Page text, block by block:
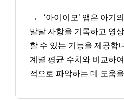
→
‘아이이모’ 앱은 아기
발달 사항을 기록하고 영
할 수 있는 기능을 제공합
계별 평균 수치와 비교하
적으로 파악하는 데 도움